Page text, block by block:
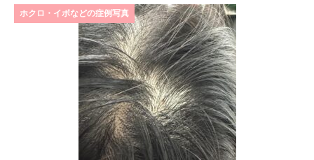
ホクロ・イボなどの症例写真